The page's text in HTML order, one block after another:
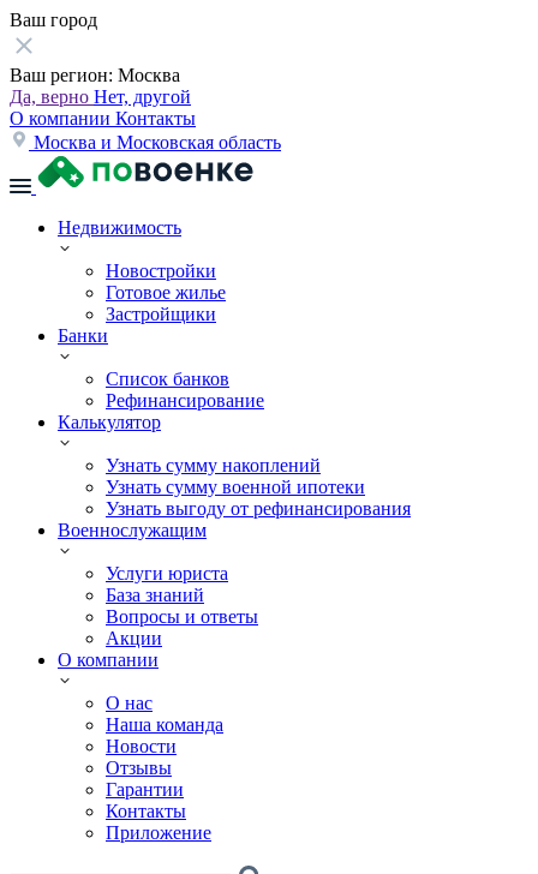
Ваш город
Ваш регион: Москва
Да, верно Нет, другой
О компании Контакты
Москва и Московская область
Недвижимость
Новостройки
Готовое жилье
Застройщики
Банки
Список банков
Рефинансирование
Калькулятор
Узнать сумму накоплений
Узнать сумму военной ипотеки
Узнать выгоду от рефинансирования
Военнослужащим
Услуги юриста
База знаний
Вопросы и ответы
Акции
О компании
О нас
Наша команда
Новости
Отзывы
Гарантии
Контакты
Приложение